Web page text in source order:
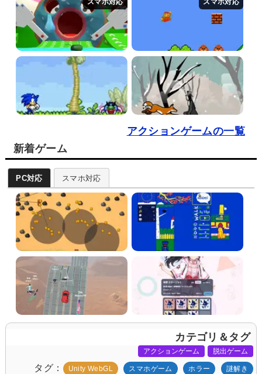
アクションゲームの一覧
新着ゲーム
PC対応 スマホ対応
カテゴリ＆タグ
アクションゲーム 脱出ゲーム
タグ Unity WebGL スマホゲーム ホラー 謎解き